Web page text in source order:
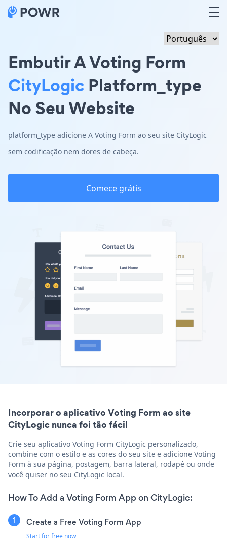
Embutir A Voting Form
CityLogic Platform_type
No Seu Website
platform_type adicione A Voting Form ao seu site CityLogic
sem codificação nem dores de cabeça.
Comece grátis
Incorporar o aplicativo Voting Form ao site
CityLogic nunca foi tão fácil
Crie seu aplicativo Voting Form CityLogic personalizado,
combine com o estilo e as cores do seu site e adicione Voting
Form à sua página, postagem, barra lateral, rodapé ou onde
você quiser no seu CityLogic local.
How To Add a Voting Form App on CityLogic:
Create a Free Voting Form App
Start for free now